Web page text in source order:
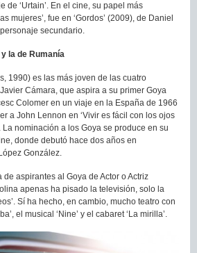
de ‘Urtain’. En el cine, su papel más
mujeres’, fue en ‘Gordos’ (2009), de Daniel
secundario.
la de Rumanía
1990) es las más joven de las cuatro
Cámara, que aspira a su primer Goya
Colomer en un viaje en la España de 1966
a John Lennon en ‘Vivir es fácil con los ojos
La nominación a los Goya se produce en su
donde debutó hace dos años en
González.
aspirantes al Goya de Actor o Actriz
apenas ha pisado la televisión, solo la
Sí ha hecho, en cambio, mucho teatro con
el musical ‘Nine’ y el cabaret ‘La mirilla’.